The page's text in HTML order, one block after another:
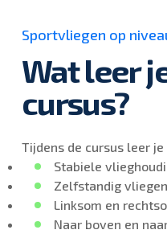
Sportvliegen op
Wat leer
cursus?
Tijdens de cursus leer je
Stabiele
Zelfstandig vliegen
Linksom en
Naar boven en